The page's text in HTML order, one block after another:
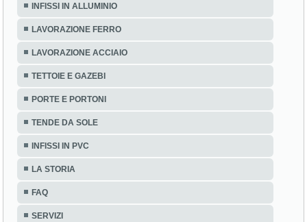
INFISSI IN ALLUMINIO
LAVORAZIONE FERRO
LAVORAZIONE ACCIAIO
TETTOIE E GAZEBI
PORTE E PORTONI
TENDE DA SOLE
INFISSI IN PVC
LA STORIA
FAQ
SERVIZI